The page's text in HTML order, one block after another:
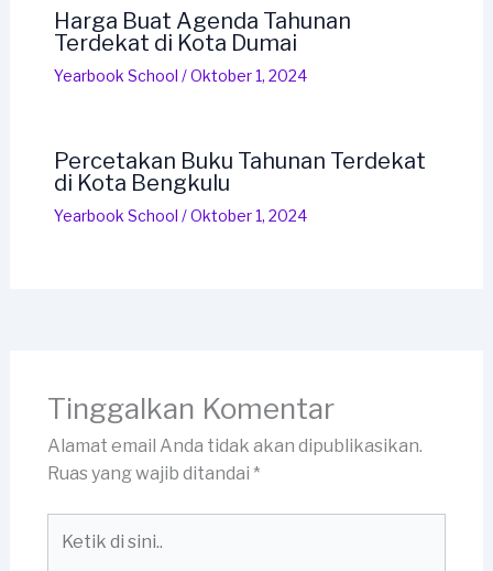
Harga Buat Agenda Tahunan
Terdekat di Kota Dumai
Yearbook School /Oktober 1, 2024
Percetakan Buku Tahunan Terdekat
di Kota Bengkulu
Yearbook School /Oktober 1, 2024
Tinggalkan Komentar
Alamat email Anda tidak akan dipublikasikan.
Ruas yang wajib ditandai *